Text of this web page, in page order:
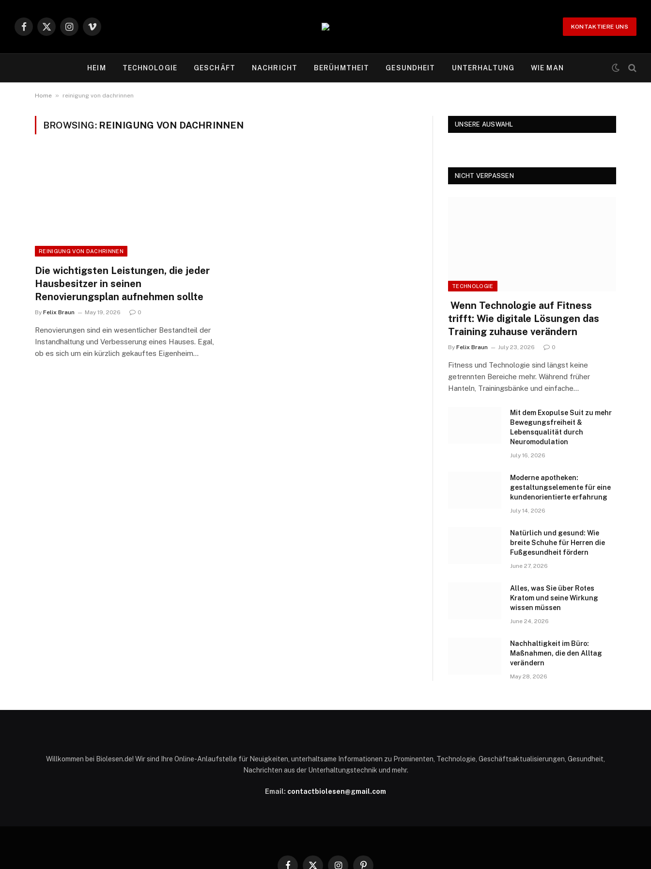
Facebook
X
Instagram
Vimeo
KONTAKTIERE UNS
HEIM TECHNOLOGIE GESCHÄFT NACHRICHT BERÜHMTHEIT GESUNDHEIT UNTERHALTUNG WIE MAN
Home » reinigung von dachrinnen
BROWSING: REINIGUNG VON DACHRINNEN
REINIGUNG VON DACHRINNEN
Die wichtigsten Leistungen, die jeder
Hausbesitzer in seinen
Renovierungsplan aufnehmen sollte
By Felix Braun May 19, 2026 0
Renovierungen sind ein wesentlicher Bestandteil der
Instandhaltung und Verbesserung eines Hauses. Egal,
ob es sich um ein kürzlich gekauftes Eigenheim…
UNSERE AUSWAHL
NICHT VERPASSEN
TECHNOLOGIE
Wenn Technologie auf Fitness
trifft: Wie digitale Lösungen das
Training zuhause verändern
By Felix Braun July 23, 2026 0
Fitness und Technologie sind längst keine
getrennten Bereiche mehr. Während früher
Hanteln, Trainingsbänke und einfache…
Mit dem Exopulse Suit zu mehr
Bewegungsfreiheit &
Lebensqualität durch
Neuromodulation
July 16, 2026
Moderne apotheken:
gestaltungselemente für eine
kundenorientierte erfahrung
July 14, 2026
Natürlich und gesund: Wie
breite Schuhe für Herren die
Fußgesundheit fördern
June 27, 2026
Alles, was Sie über Rotes
Kratom und seine Wirkung
wissen müssen
June 24, 2026
Nachhaltigkeit im Büro:
Maßnahmen, die den Alltag
verändern
May 28, 2026
Willkommen bei Biolesen.de! Wir sind Ihre Online-Anlaufstelle für Neuigkeiten, unterhaltsame Informationen zu Prominenten, Technologie, Geschäftsaktualisierungen, Gesundheit,
Nachrichten aus der Unterhaltungstechnik und mehr.
Email: contactbiolesen@gmail.com